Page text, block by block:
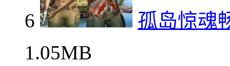
6
孤岛惊魂
1.05MB